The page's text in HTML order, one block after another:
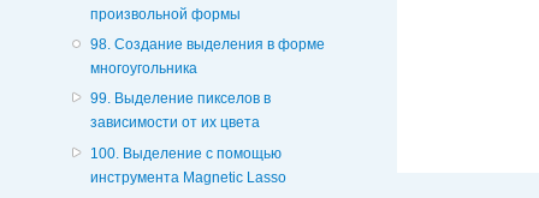
произвольной формы
98. Создание выделения в форме
многоугольника
99. Выделение пикселов в
зависимости от их цвета
100. Выделение с помощью
инструмента Magnetic Lasso